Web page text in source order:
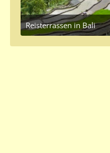
Reisterrassen in Bali
June 8, 2016 at 6:11 PM
2